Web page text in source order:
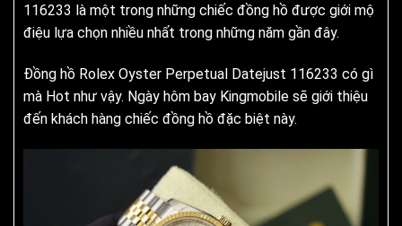
116233 là một trong những chiếc đồng hồ được giới mộ
điệu lựa chọn nhiều nhất trong những năm gần đây.
Đồng hồ Rolex Oyster Perpetual Datejust 116233 có gì
mà Hot như vậy. Ngày hôm bay Kingmobile sẽ giới thiệu
đến khách hàng chiếc đồng hồ đặc biệt này.